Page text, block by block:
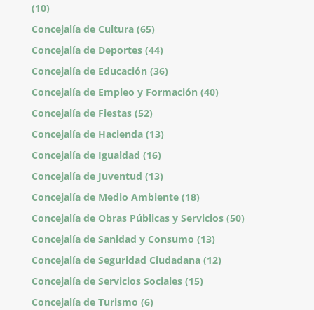
(10)
Concejalía de Cultura(65)
Concejalía de Deportes(44)
Concejalía de Educación (36)
Concejalía de Empleo y Formación (40)
Concejalía de Fiestas(52)
Concejalía de Hacienda(13)
Concejalía de Igualdad (16)
Concejalía de Juventud (13)
Concejalía de Medio Ambiente(18)
Concejalía de Obras Públicas y Servicios(50)
Concejalía de Sanidad y Consumo (13)
Concejalía de Seguridad Ciudadana(12)
Concejalía de Servicios Sociales(15)
Concejalía de Turismo (6)